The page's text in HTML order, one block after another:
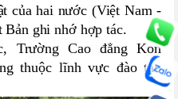
của hai nước (Việt Nam -
ghi nhớ hợp tác.
Trường Cao đẳng Kon
thuộc lĩnh vực đào tạo